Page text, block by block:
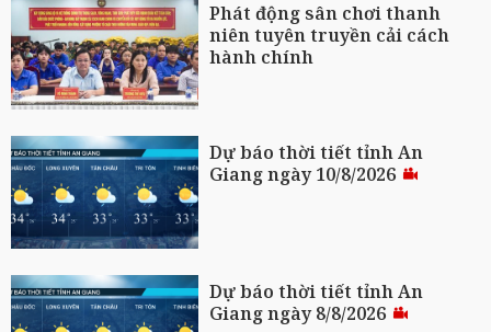
Phát động sân chơi thanh
niên tuyên truyền cải cách
hành chính
Dự báo thời tiết tỉnh An
Giang ngày 10/8/2026
Dự báo thời tiết tỉnh An
Giang ngày 8/8/2026